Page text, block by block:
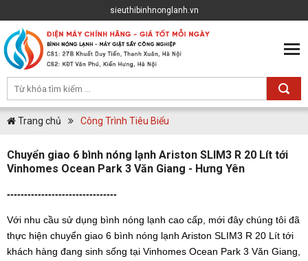
sieuthibinhnonglanh.vn
Trang chủ Công Trình Tiêu Biểu
Chuyển giao 6 bình nóng lạnh Ariston SLIM3 R 20 Lít tới
Vinhomes Ocean Park 3 Văn Giang - Hưng Yên
--------------------------------
Với nhu cầu sử dụng bình nóng lạnh cao cấp, mới đây chúng tôi đã
thực hiện chuyển giao 6 bình nóng lạnh Ariston SLIM3 R 20 Lít tới
khách hàng đang sinh sống tại Vinhomes Ocean Park 3 Văn Giang,